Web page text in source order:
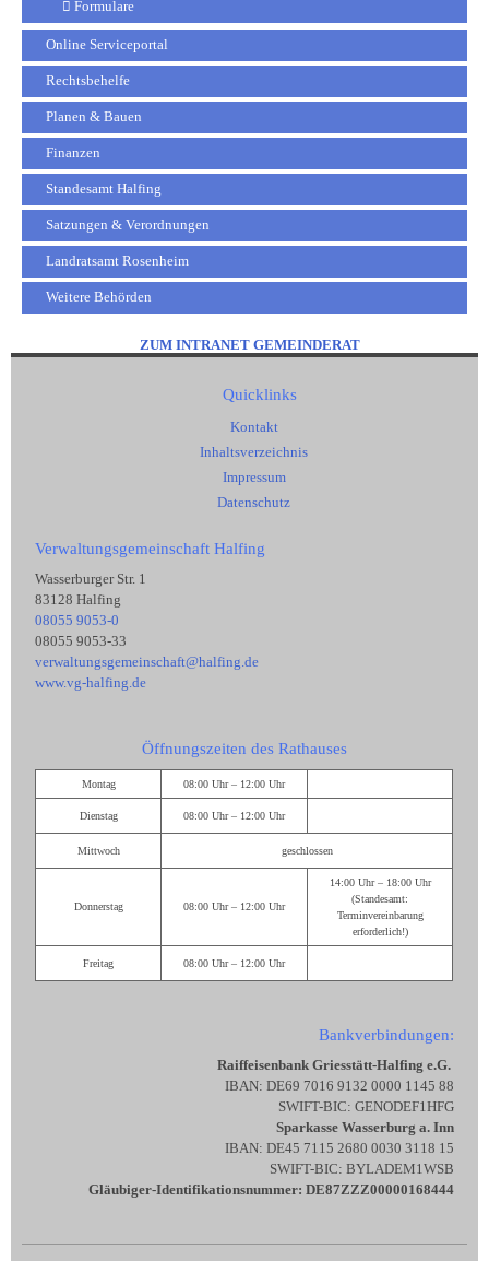
Formulare
Online Serviceportal
Rechtsbehelfe
Planen & Bauen
Finanzen
Standesamt Halfing
Satzungen & Verordnungen
Landratsamt Rosenheim
Weitere Behörden
ZUM INTRANET GEMEINDERAT
Quicklinks
Kontakt
Inhaltsverzeichnis
Impressum
Datenschutz
Verwaltungsgemeinschaft Halfing
Wasserburger Str. 1
83128 Halfing
08055 9053-0
08055 9053-33
verwaltungsgemeinschaft@halfing.de
www.vg-halfing.de
Öffnungszeiten des Rathauses
Montag 08:00 Uhr – 12:00 Uhr
Dienstag 08:00 Uhr – 12:00 Uhr
Mittwoch geschlossen
Donnerstag 08:00 Uhr – 12:00 Uhr
14:00 Uhr – 18:00 Uhr
(Standesamt:
Terminvereinbarung
erforderlich!)
Freitag 08:00 Uhr – 12:00 Uhr
Bankverbindungen:
Raiffeisenbank Griesstätt-Halfing e.G.
IBAN: DE69 7016 9132 0000 1145 88
SWIFT-BIC: GENODEF1HFG
Sparkasse Wasserburg a. Inn
IBAN: DE45 7115 2680 0030 3118 15
SWIFT-BIC: BYLADEM1WSB
Gläubiger-Identifikationsnummer: DE87ZZZ00000168444